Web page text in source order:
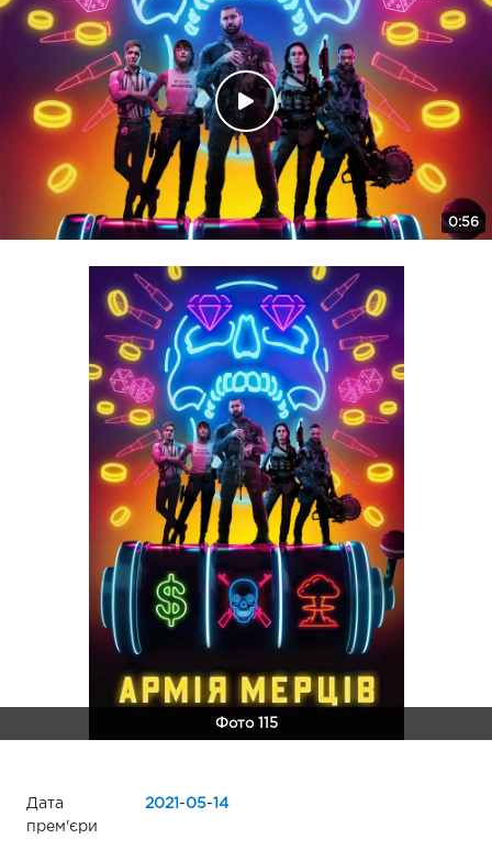
0:56
Фото 115
Дата
прем'єри
2021 -05-14